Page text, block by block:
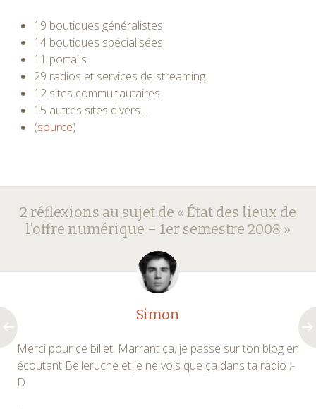
19 boutiques généralistes
14 boutiques spécialisées
11 portails
29 radios et services de streaming
12 sites communautaires
15 autres sites divers…
(source)
Navigation
des
articles
2 réflexions au sujet de « État des lieux de
l’offre numérique – 1er semestre 2008 »
Simon
Merci pour ce billet. Marrant ça, je passe sur ton blog en
écoutant Belleruche et je ne vois que ça dans ta radio ;-
D